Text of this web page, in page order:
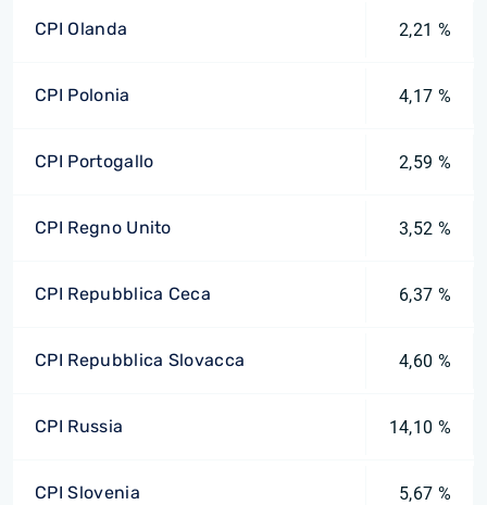
CPI Olanda 2,21 %
CPI Polonia 4,17 %
CPI Portogallo 2,59 %
CPI Regno Unito 3,52 %
CPI Repubblica Ceca 6,37 %
CPI Repubblica Slovacca 4,60 %
CPI Russia 14,10 %
CPI Slovenia 5,67 %